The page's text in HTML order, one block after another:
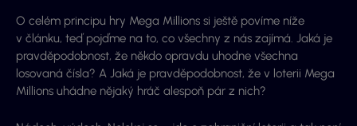
O celém principu hry Mega Millions si ještě povíme níže
v článku, teď pojďme na to, co všechny z nás zajímá. Jaká je
pravděpodobnost, že někdo opravdu uhodne všechna
losovaná čísla? A Jaká je pravděpodobnost, že v loterii Mega
Millions uhádne nějaký hráč alespoň pár z nich?